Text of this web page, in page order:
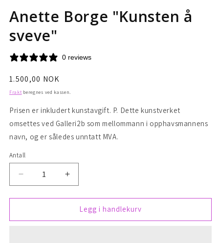
Anette Borge "Kunsten å
sveve"
0 reviews
Vanlig
pris
1.500,00 NOK
Fraktberegnes ved kassen.
Prisen er inkludert kunstavgift. P. Dette kunstverket
omsettes ved Galleri2b som mellommann i opphavsmannens
navn, og er således unntatt MVA.
Antall
antallet
for
Borge
Øk
antallet
for
Anette
Borge
Legg i handlekurv